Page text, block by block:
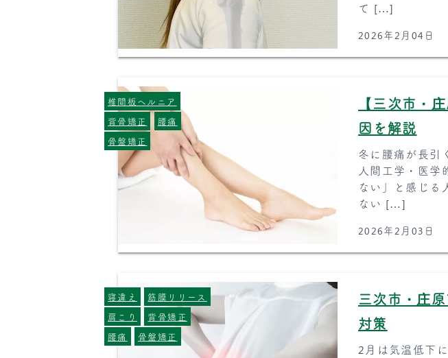
て […]
2026年2月04日
【三次市・
因を解説
冬に腰痛が長引
人間工学・医学
ない」と感じる
ない […]
2026年2月03日
椎間板ヘルニア
背骨矯正
腰痛
骨盤矯正
三次市・庄
対策
2月は気温低下
寝違え
筋膜リリース
肩こり
背骨矯正
腰痛
骨盤矯正